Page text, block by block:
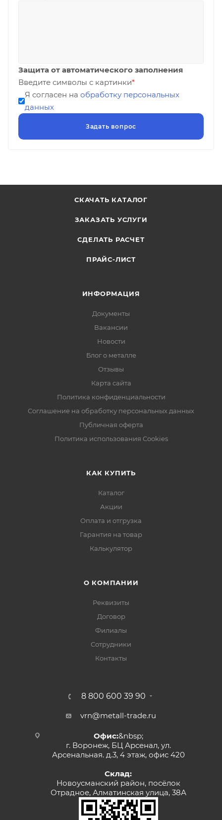
Защита от автоматического заполнения
Введите символы с картинки*
Я согласен на обработку персональных
данных
СКАЧАТЬ КАТАЛОГ
ЗАКАЗАТЬ УСЛУГИ
СДЕЛАТЬ РАСЧЕТ
ПРАЙС-ЛИСТ
ИНФОРМАЦИЯ
Документы
Вакансии
Новости
Блог о металле
Отзывы
Карта сайта
Политика конфиденциальности
Соглашение на обработку персональных данных
Публичная оферта
Политика использования Cookies
КАК КУПИТЬ
Каталог
Акции
Оплата и отгрузка
Гарантия на товар
Калькулятор
О КОМПАНИИ
Реквизиты
Договор
Филиалы
Сотрудники
Контакты
8 800 600 39 90
vrn@metall-trade.ru
Офис:&nbsp;
г. Воронеж, БЦ Арсенал, ул.
Арсенальная. д.3, 4 этаж, офис 420
Склад:
Новоусманский район, посёлок
Отрадное, Алматинская улица, 38А